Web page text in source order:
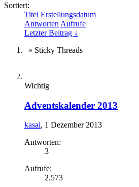
Sortiert:
Titel Erstellungsdatum
Antworten Aufrufe
Letzter Beitrag ↓
» Sticky Threads
Wichtig
Adventskalender 2013
kasai, 1 Dezember 2013
Antworten:
3
Aufrufe:
2.573